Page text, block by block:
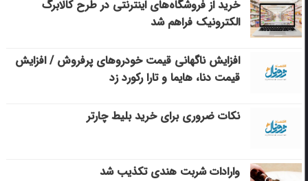
خرید از فروشگاه‌های اینترنتی در طرح کالابرگ
الکترونیک فراهم شد
افزایش ناگهانی قیمت خودروهای پرفروش / افزایش
قیمت دنا، هایما و تارا رکورد زد
نکات ضروری برای خرید بلیط چارتر
وارادات شربت هندی تکذیب شد